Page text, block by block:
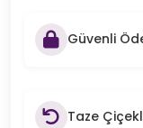
Güvenli
Taze